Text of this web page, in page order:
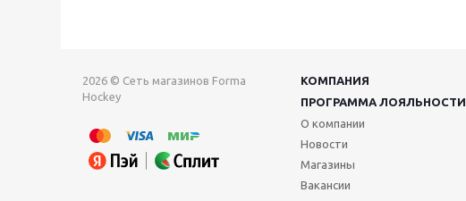
2026 © Сеть магазинов Forma
Hockey
КОМПАНИЯ
ПРОГРАММА ЛОЯЛЬНОСТИ
О компании
Новости
Магазины
Вакансии